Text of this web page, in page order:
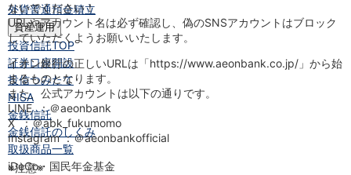
外貨普通預金積立
資産運用
投資信託TOP
証券口座開設
投信つみたて
NISA
金銭信託
金銭信託のしくみ
取扱商品一覧
iDeCo・国民年金基金
ないでください！
URLやアカウント名は必ず確認し、偽のSNSアカウントはブロック
していただくようお願いいたします。
イオン銀行の正しいURLは「https://www.aeonbank.co.jp/」から始
まるものとなります。
また、公式アカウントは以下の通りです。
LINE ：＠aeonbank
X ：＠abk_fukumomo
Instagram ：＠aeonbankofficial
※注意※